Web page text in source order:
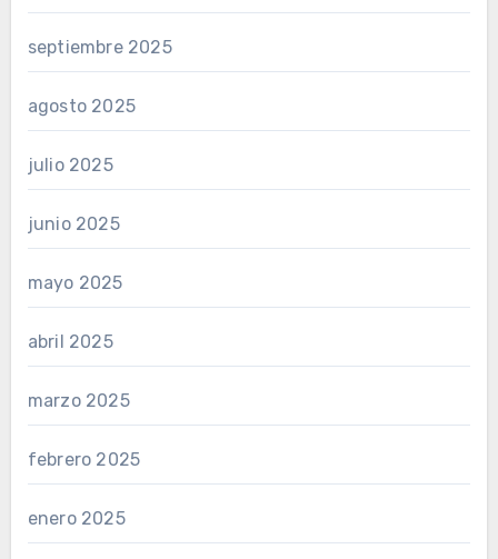
septiembre 2025
agosto 2025
julio 2025
junio 2025
mayo 2025
abril 2025
marzo 2025
febrero 2025
enero 2025